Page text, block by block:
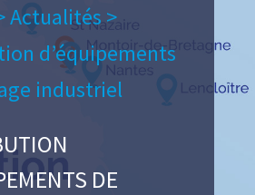
Actualités >
d’équipements
industriel
DE